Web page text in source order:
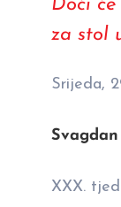
Doći
za stol
Srijeda,
Svagdan
XXX.